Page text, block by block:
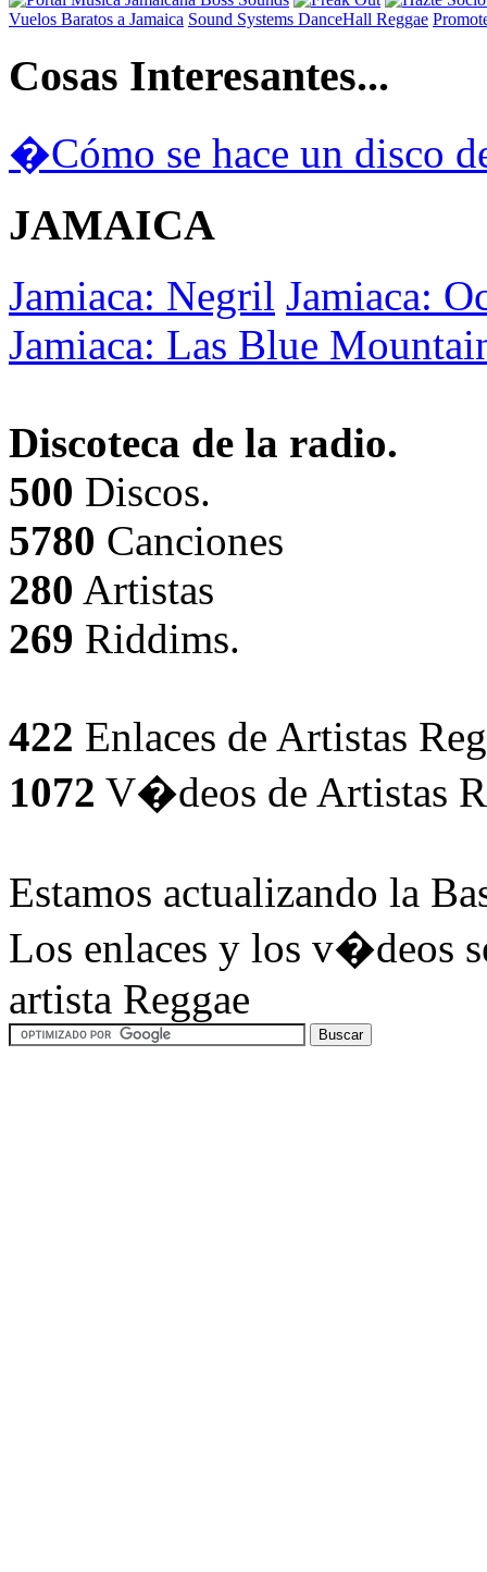
Vuelos Baratos a Jamaica Sound Systems DanceHall Reggae
Cosas Interesantes...
�Cómo se hace un disco
JAMAICA
Jamiaca: Negril Jamiaca:
Jamiaca: Las Blue
Discoteca de la radio.
500 Discos.
5780 Canciones
280 Artistas
269 Riddims.
422 Enlaces de Artistas
1072 V�deos de Artistas
Estamos actualizando la
Los enlaces y los v�deos
artista Reggae